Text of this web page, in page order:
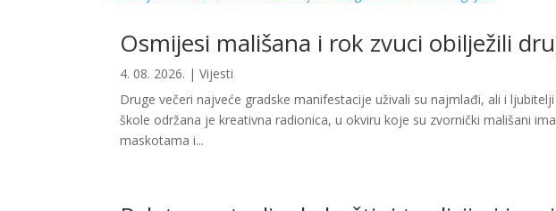
Osmijesi mališana i rok zvuci obilježili
4. 08. 2026. |Vijesti
Druge večeri najveće gradske manifestacije uživali su najmlađi, ali i
škole održana je kreativna radionica, u okviru koje su zvornički mališani
maskotama i...